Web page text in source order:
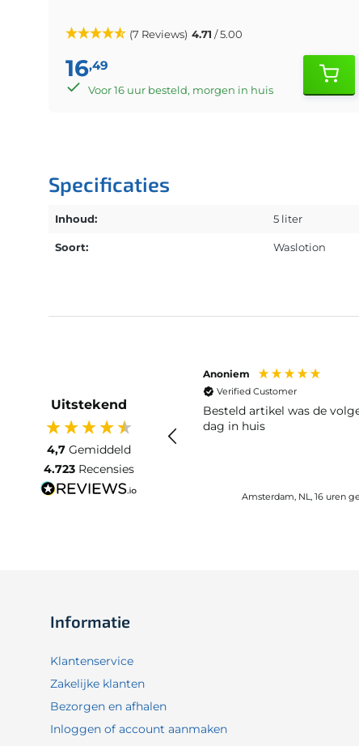
(7 Reviews) 4.71 / 5.00
16,49
Voor 16 uur besteld, morgen in huis
Specificaties
Inhoud: 5 liter
Soort: Waslotion
Uitstekend
4,7 Gemiddeld
4.723 Recensies
Anoniem
Verified Customer
Besteld artikel was de
dag in huis
Amsterdam, NL, 16 uren
Informatie
Klantenservice
Zakelijke klanten
Bezorgen en afhalen
Inloggen of account aanmaken